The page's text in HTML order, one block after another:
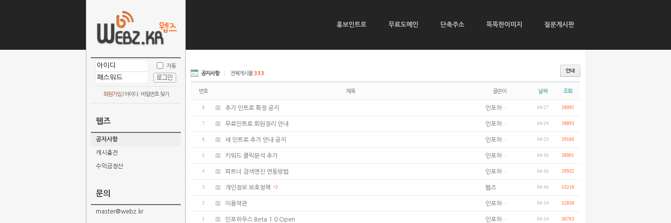
홍보인트로 무료도메인 단축주소 똑똑한이미지 질문게시판
자동
회원가입| 아이디 · 비밀번호 찾기
웹즈
공지사항
캐시충전
수익금정산
문의
master@webz.kr
공지사항 전체게시물333
번호 제목 글쓴이 날짜 조회
8 추가 인트로 확정 공지 인포하… 04-27 28092
7 무료인트로 회원정리 안내 인포하… 04-24 28893
6 새 인트로 추가 안내 공지 인포하… 04-23 29169
5 키워드 클릭분석 추가 인포하… 04-16 28901
4 파트너 검색엔진 연동방법 인포하… 04-16 29932
3 개인정보 보호정책 +2 웹즈 04-16 53218
2 이용약관 인포하… 04-14 52858
1 인포하우스 Beta 1.0 Open 인포하… 04-14 30763